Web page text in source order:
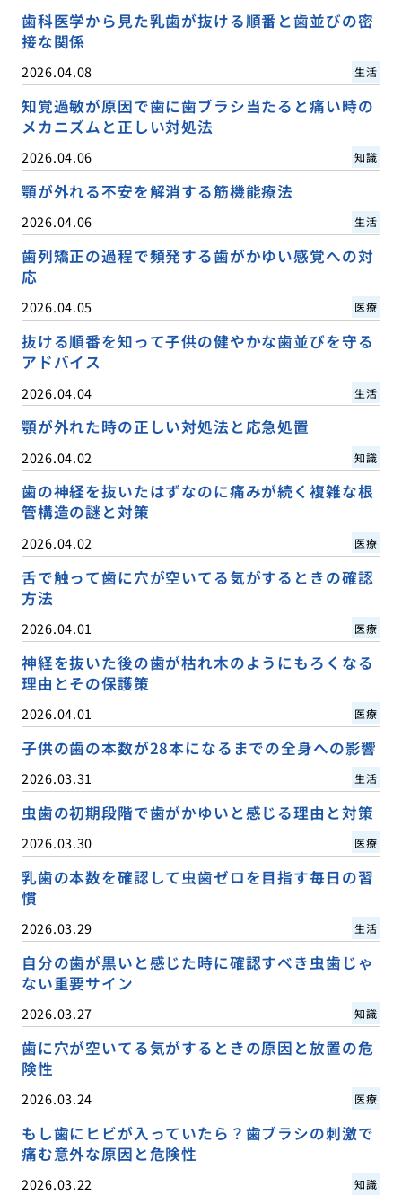
歯科医学から見た乳歯が抜ける順番と歯並びの密
接な関係
2026.04.08 生活
知覚過敏が原因で歯に歯ブラシ当たると痛い時の
メカニズムと正しい対処法
2026.04.06 知識
顎が外れる不安を解消する筋機能療法
2026.04.06 生活
歯列矯正の過程で頻発する歯がかゆい感覚への対
応
2026.04.05 医療
抜ける順番を知って子供の健やかな歯並びを守る
アドバイス
2026.04.04 生活
顎が外れた時の正しい対処法と応急処置
2026.04.02 知識
歯の神経を抜いたはずなのに痛みが続く複雑な根
管構造の謎と対策
2026.04.02 医療
舌で触って歯に穴が空いてる気がするときの確認
方法
2026.04.01 医療
神経を抜いた後の歯が枯れ木のようにもろくなる
理由とその保護策
2026.04.01 医療
子供の歯の本数が28本になるまでの全身への影響
2026.03.31 生活
虫歯の初期段階で歯がかゆいと感じる理由と対策
2026.03.30 医療
乳歯の本数を確認して虫歯ゼロを目指す毎日の習
慣
2026.03.29 生活
自分の歯が黒いと感じた時に確認すべき虫歯じゃ
ない重要サイン
2026.03.27 知識
歯に穴が空いてる気がするときの原因と放置の危
険性
2026.03.24 医療
もし歯にヒビが入っていたら？歯ブラシの刺激で
痛む意外な原因と危険性
2026.03.22 知識